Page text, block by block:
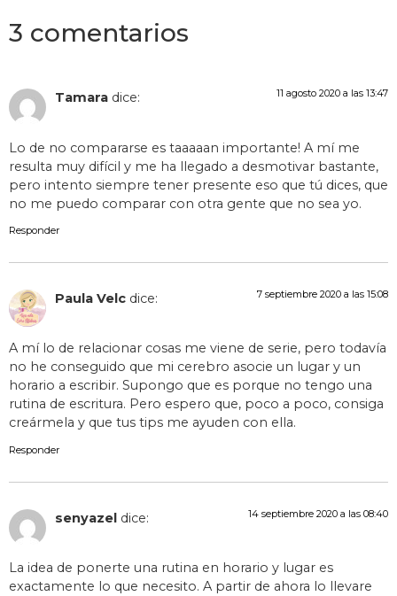
3 comentarios
Tamara dice: 11 agosto 2020 a las 13:47
Lo de no compararse es taaaaan importante! A mí me
resulta muy difícil y me ha llegado a desmotivar bastante,
pero intento siempre tener presente eso que tú dices, que
no me puedo comparar con otra gente que no sea yo.
Responder
Paula Velc dice: 7 septiembre 2020 a las 15:08
A mí lo de relacionar cosas me viene de serie, pero todavía
no he conseguido que mi cerebro asocie un lugar y un
horario a escribir. Supongo que es porque no tengo una
rutina de escritura. Pero espero que, poco a poco, consiga
creármela y que tus tips me ayuden con ella.
Responder
senyazel dice: 14 septiembre 2020 a las 08:40
La idea de ponerte una rutina en horario y lugar es
exactamente lo que necesito. A partir de ahora lo llevare